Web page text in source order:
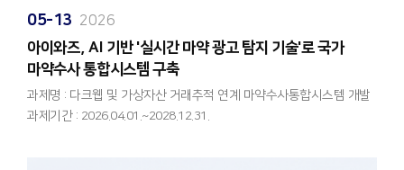
제공하는 맞춤형 분석 서비스 모델을 개발합니다. 머신러닝, 딥러닝,
대형언어모델(LLM) 등 최첨단 AI 기술을 총동원하여 아래를 포함한 총
7가지의 핵심 AI 서비스를 구현할 예정입니다.
LLM 기반 맞춤형 농장 컨설팅: 자연어 형태의 분석 및 솔루션 제공
05-13 2026
​아이와즈, AI 기반 '실시간 마약 광고 탐지 기술'로 국가
마약수사 통합시스템 구축
과제명 : 다크웹 및 가상자산 거래추적 연계 마약수사통합시스템 개발
과제기간 : 2026.04.01.~2028.12.31.